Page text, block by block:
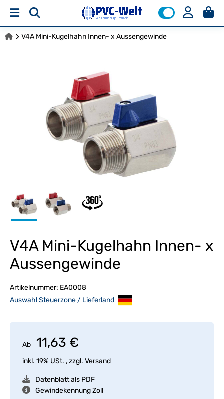
V4A Mini-Kugelhahn Innen- x Aussengewinde
V4A Mini-Kugelhahn Innen- x
Aussengewinde
Artikelnummer: EA0008
Auswahl Steuerzone / Lieferland
Ab 11,63 €
inkl. 19% USt. , zzgl. Versand
Datenblatt als PDF
Gewindekennung Zoll